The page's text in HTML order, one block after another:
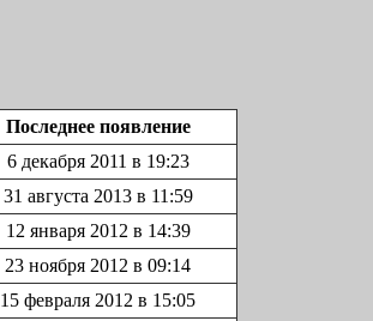
Последнее появление
6 декабря 2011 в 19:23
31 августа 2013 в 11:59
12 января 2012 в 14:39
23 ноября 2012 в 09:14
15 февраля 2012 в 15:05